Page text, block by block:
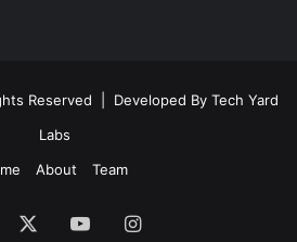
Reserved | Developed By Tech Yard
Labs
About Team
YouTubeInstagram